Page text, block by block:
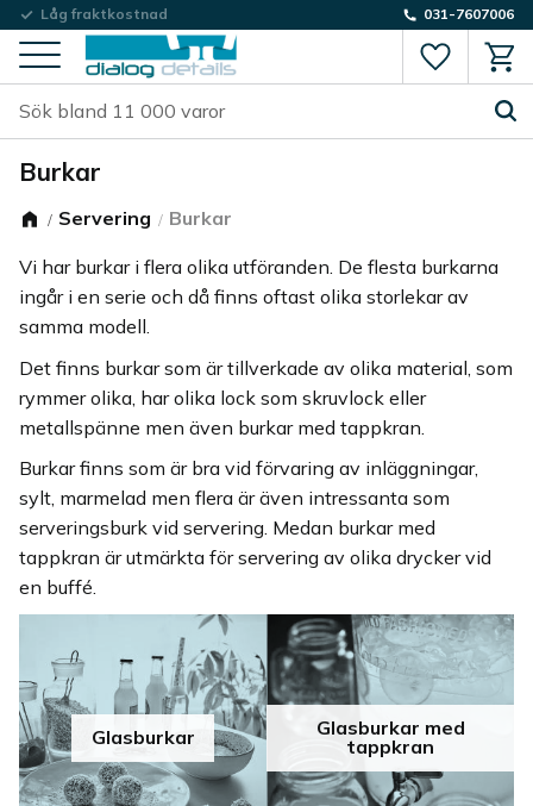
Meny
Låg fraktkostnad 031-7607006
Burkar
Servering Burkar
Vi har burkar i flera olika utföranden. De flesta burkarna
ingår i en serie och då finns oftast olika storlekar av
samma modell.
Det finns burkar som är tillverkade av olika material, som
rymmer olika, har olika lock som skruvlock eller
metallspänne men även burkar med tappkran.
Burkar finns som är bra vid förvaring av inläggningar,
sylt, marmelad men flera är även intressanta som
serveringsburk vid servering. Medan burkar med
tappkran är utmärkta för servering av olika drycker vid
en buffé.
Glasburkar
Glasburkar med
tappkran